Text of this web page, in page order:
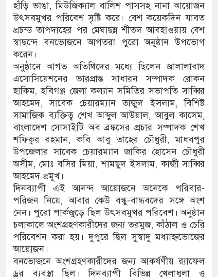
হাঁড়ি ভাঙা, মিউজিক্যাল বালিশ পাসসহ নানা আয়োজন
উৎসবমুখর পরিবেশ সৃষ্টি করে। বেশ কয়েকদিন যাবত
প্রচন্ড তাপদাহের পর মেঘাছন্ন শীতল আবহাওয়ায় বেশ
স্বাছন্দে বনভোজনে আগতরা পুরো অনুষ্ঠান উপভোগ
করেন।
অনুষ্ঠানে আগত অতিথিদের মধ্যে ছিলেন জালালাবাদ
এসোসিয়েশনের ভারপ্রাপ্ত সাধারন সম্পাদক রোকন
হাকিম, হবিগঞ্জ জেলা কল্যান সমিতির সভাপতি সাব্বির
আহমেদ, সাবেক চেয়ারম্যান তাজুল ইসলাম, বিশিষ্ট
সামাজিক ব্যক্তিত্ব শেখ আব্দুল আউয়াল, আবুল কাসেম,
বাংলাদেশ সোসাইটি অব ব্রঙ্কসের প্রচার সম্পাদক শেখ
শফিকুর রহমান, কবি আবু তাহের চৌধুরী, মাধবপুর
উপজেলার সাবেক চেয়ারম্যান জাকির হোসেন চৌধুরী
অসীম, মোঃ বসির মিয়া, শামছুল ইসলাম, কাজী সাব্বির
আহমেদ প্রমূখ।
দিনব্যাপী এই আনন্দ আয়োজনে অনেকে পরিবার-
পরিজন নিয়ে, আবার কেউ বন্ধু-বান্ধবদের সঙ্গে অংশ
নেন। পুরো পার্কজুড়ে ছিল উৎসবমুখর পরিবেশ। অনুষ্ঠান
চলাকালে অংশগ্রহণকারীদের জন্য তরমুজ, কাঁঠাল ও চেরি
পরিবেশন করা হয়। দুপুরে ছিল সুস্বাদু মধ্যাহ্নভোজের
আয়োজন।
বনভোজনে অংশগ্রহণকারীদের জন্য আকর্ষণীয় র‍্যাফেল
ড্রর ব্যবস্থা ছিল। দিনব্যাপী বিভিন্ন খেলাধুলা ও